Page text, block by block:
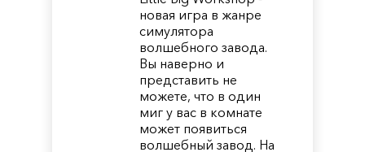
новая игра в жанре
симулятора
волшебного завода.
Вы наверно и
представить не
можете, что в один
миг у вас в комнате
может появиться
волшебный завод. На